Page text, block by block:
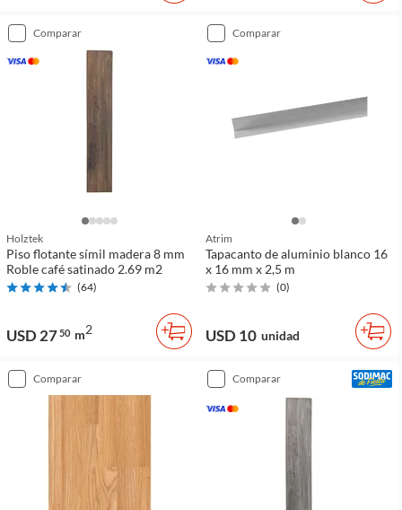
comparar
Holztek
Piso flotante símil madera 8 mm
Roble café satinado 2.69 m2
(64)
USD 2750 m2
comparar
Atrim
Tapacanto de aluminio blanco 16
x 16 mm x 2,5 m
(0)
USD 10 unidad
comparar comparar